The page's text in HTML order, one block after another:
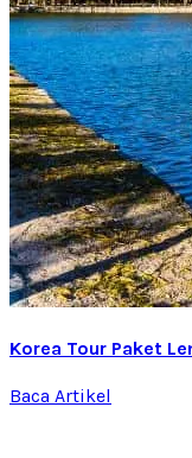
Korea Tour Paket
Baca Artikel